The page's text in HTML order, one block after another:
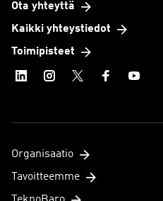
Ota yhteyttä
Kaikki yhteystiedot
Toimipisteet
Organisaatio
Tavoitteemme